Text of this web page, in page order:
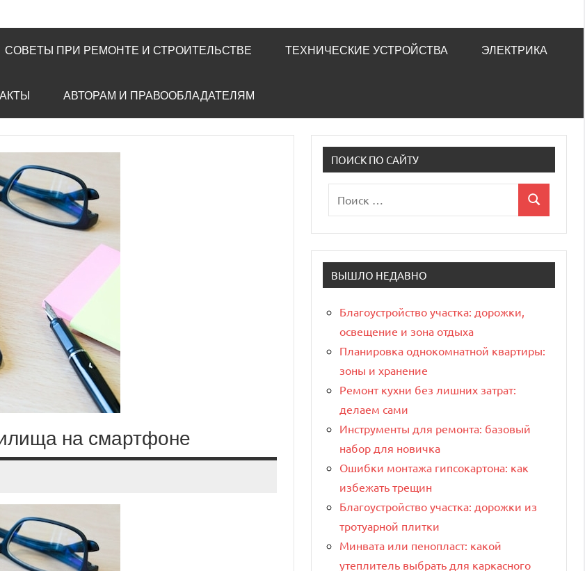
СОВЕТЫ ПРИ РЕМОНТЕ И СТРОИТЕЛЬСТВЕ ТЕХНИЧЕСКИЕ УСТРОЙСТВА ЭЛЕКТРИКА
АВТОРАМ И ПРАВООБЛАДАТЕЛЯМ
на смартфоне
ПОИСК ПО САЙТУ
для:
Поиск
ВЫШЛО НЕДАВНО
Благоустройство участка: дорожки,
освещение и зона отдыха
Планировка однокомнатной квартиры:
зоны и хранение
Ремонт кухни без лишних затрат:
делаем сами
Инструменты для ремонта: базовый
набор для новичка
Ошибки монтажа гипсокартона: как
избежать трещин
Благоустройство участка: дорожки из
тротуарной плитки
Минвата или пенопласт: какой
утеплитель выбрать для каркасного